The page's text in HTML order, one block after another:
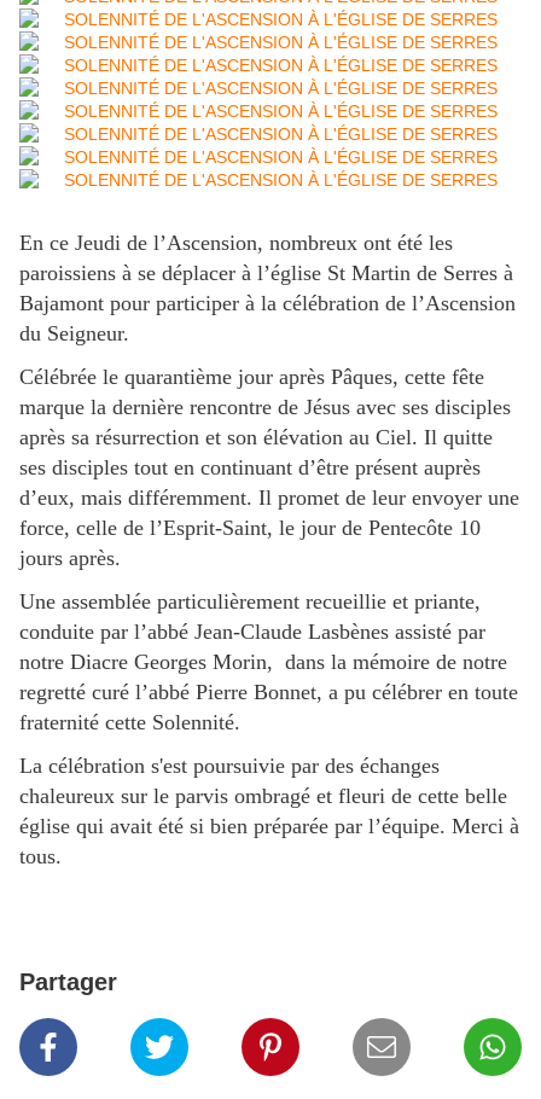
En ce Jeudi de l’Ascension, nombreux ont été les
paroissiens à se déplacer à l’église St Martin de Serres à
Bajamont pour participer à la célébration de l’Ascension
du Seigneur.
Célébrée le quarantième jour après Pâques, cette fête
marque la dernière rencontre de Jésus avec ses disciples
après sa résurrection et son élévation au Ciel. Il quitte
ses disciples tout en continuant d’être présent auprès
d’eux, mais différemment. Il promet de leur envoyer une
force, celle de l’Esprit-Saint, le jour de Pentecôte 10
jours après.
Une assemblée particulièrement recueillie et priante,
conduite par l’abbé Jean-Claude Lasbènes assisté par
notre Diacre Georges Morin, dans la mémoire de notre
regretté curé l’abbé Pierre Bonnet, a pu célébrer en toute
fraternité cette Solennité.
La célébration s'est poursuivie par des échanges
chaleureux sur le parvis ombragé et fleuri de cette belle
église qui avait été si bien préparée par l’équipe. Merci à
tous.
Partager